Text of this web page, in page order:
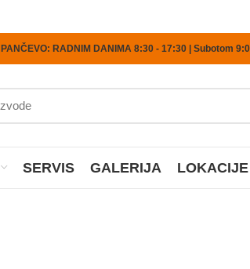
PANČEVO: RADNIM DANIMA 8:30 - 17:30 | Subotom
SERVIS GALERIJA LOKACIJE